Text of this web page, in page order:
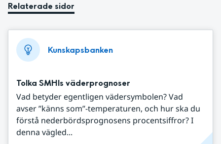
Relaterade sidor
Kunskapsbanken
Tolka SMHIs väderprognoser
Vad betyder egentligen vädersymbolen? Vad
avser ”känns som”-temperaturen, och hur ska du
förstå nederbördsprognosens procentsiffror? I
denna vägled...